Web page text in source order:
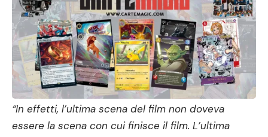
“In effetti, l’ultima scena del film non doveva
essere la scena con cui finisce il film. L’ultima